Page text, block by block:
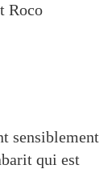
Roco
sensiblement
qui est